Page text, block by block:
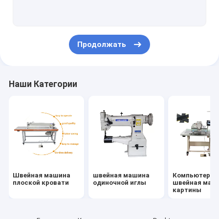
Швейная машина Bartack
Продолжать
Наши Категории
Швейная машина
плоской кровати
швейная машина
одиночной иглы
швейная
картины